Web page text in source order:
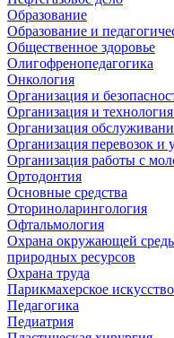
Образование
Образование и
Общественное здоровье
Олигофренопедагогика
Онкология
Организация и
Организация и
Организация
Организация перевозок и
Организация работы с
Ортодонтия
Основные средства
Оториноларингология
Офтальмология
Охрана окружающей
природных ресурсов
Охрана труда
Парикмахерское искусство
Педагогика
Педиатрия